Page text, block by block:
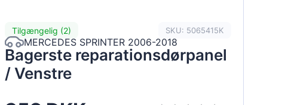
Tilgængelig (2) SKU: 5065415K
MERCEDES SPRINTER 2006-2018
Bagerste reparationsdørpanel
/ Venstre